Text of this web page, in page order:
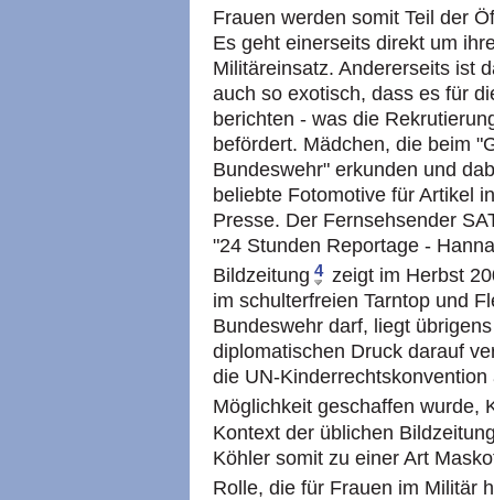
Frauen werden somit Teil der
Es geht einerseits direkt um
Militäreinsatz. Andererseits ist
auch so exotisch, dass es für
berichten - was die
befördert. Mädchen, die beim
Bundeswehr" erkunden und
beliebte Fotomotive für Artikel
Presse. Der Fernsehsender
"24 Stunden Reportage -
Bildzeitung 4 zeigt im Herbst
im schulterfreien Tarntop und
Bundeswehr darf, liegt
diplomatischen Druck darauf
die UN-
Möglichkeit geschaffen wurde,
Kontext der üblichen
Köhler somit zu einer Art
Rolle, die für Frauen im Militär